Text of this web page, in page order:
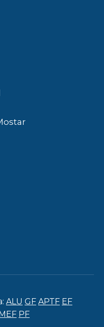
ALU GF APTF EF
PF